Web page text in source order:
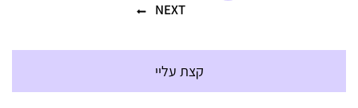
NEXT
קצת עליי